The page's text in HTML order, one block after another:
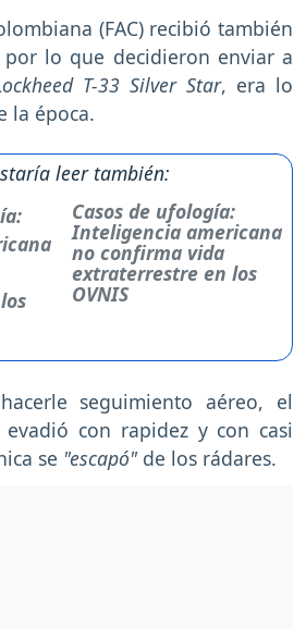
(FAC) recibió también
lo que decidieron enviar a
T-33 Silver Star, era lo
la época.
leer también:
Casos de ufología:
Inteligencia americana
no confirma vida
extraterrestre en los
OVNIS
seguimiento aéreo, el
con rapidez y con casi
se "escapó" de los rádares.